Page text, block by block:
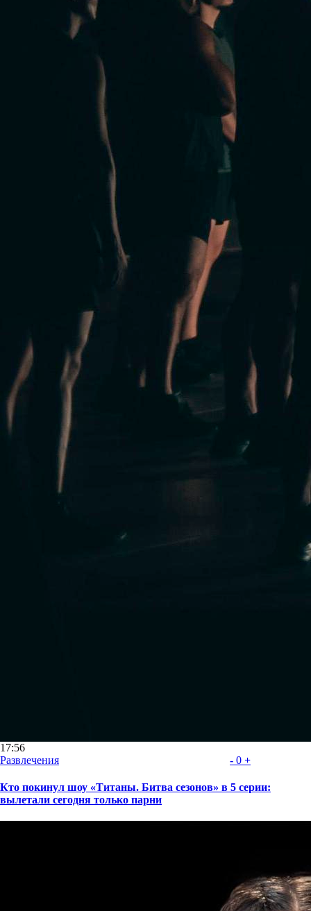
17:56
Развлечения
- 0 +
Кто покинул шоу «Титаны. Битва сезонов» в 5 серии:
вылетали сегодня только парни